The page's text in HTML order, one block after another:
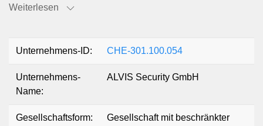
konformer Rollen/Rechte und strukturierter Dokumentation.
Onboarding → Wartung/SLA/Fernservice. Das reduziert
planbar und erhöht die Betriebssicherheit.
Referenzen: u. a. Casino Davos, Grand Casino Baden,
Einsatzgebiete: Aargau, Zürich, Zug, Luzern, Basel, Bern –
Weiterlesen
Unternehmens-ID: CHE-301.100.054
Unternehmens-
Name:
ALVIS Security GmbH
Gesellschaftsform:
Gesellschaft mit beschränkter